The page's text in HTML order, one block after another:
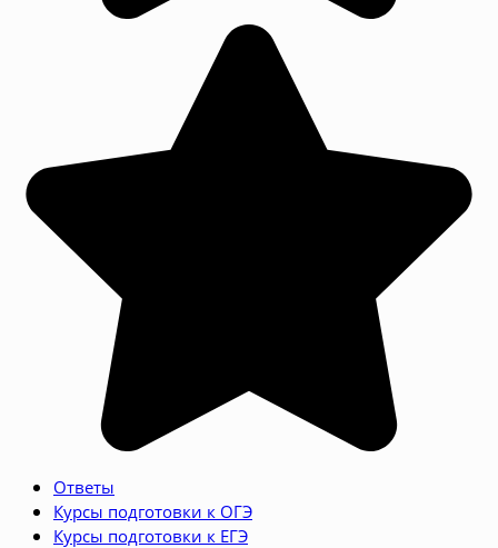
Ответы
Курсы подготовки к ОГЭ
Курсы подготовки к ЕГЭ